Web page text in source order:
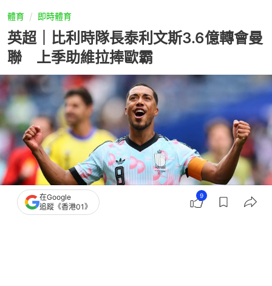
體育 即時體育
英超｜比利時隊長泰利文斯3.6億轉會曼
聯 上季助維拉捧歐霸
在Google
追蹤《香港01》
9